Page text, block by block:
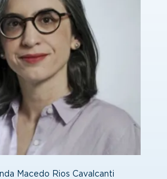
Macedo Rios Cavalcanti